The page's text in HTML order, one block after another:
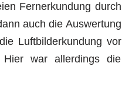
Fernerkundung durch
auch die Auswertung
Luftbilderkundung vor
Hier war allerdings die